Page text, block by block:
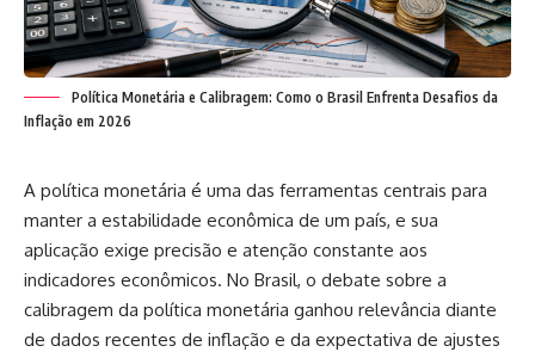
Política Monetária e Calibragem: Como o Brasil Enfrenta Desafios da
Inflação em 2026
A política monetária é uma das ferramentas centrais para
manter a estabilidade econômica de um país, e sua
aplicação exige precisão e atenção constante aos
indicadores econômicos. No Brasil, o debate sobre a
calibragem da política monetária ganhou relevância diante
de dados recentes de inflação e da expectativa de ajustes